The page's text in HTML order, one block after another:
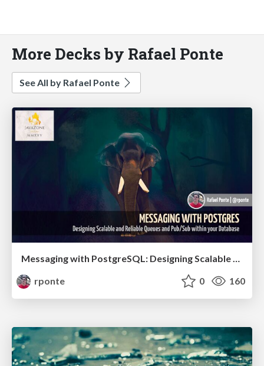
More Decks by Rafael Ponte
See All by Rafael Ponte
Messaging with PostgreSQL: Designing Scalable and Reliable Queues and Pub/Sub within your Database
rponte
0 160